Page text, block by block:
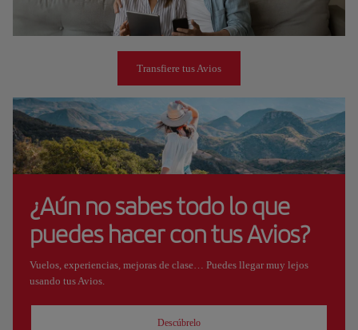
Transfiere tus Avios
¿Aún no sabes todo lo que
puedes hacer con tus Avios?
Vuelos, experiencias, mejoras de clase… Puedes llegar muy lejos
usando tus Avios.
Descúbrelo